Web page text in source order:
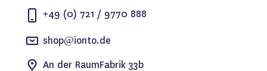
+49 (0) 721 / 9770 888
shop@ionto.de
An der RaumFabrik 33b